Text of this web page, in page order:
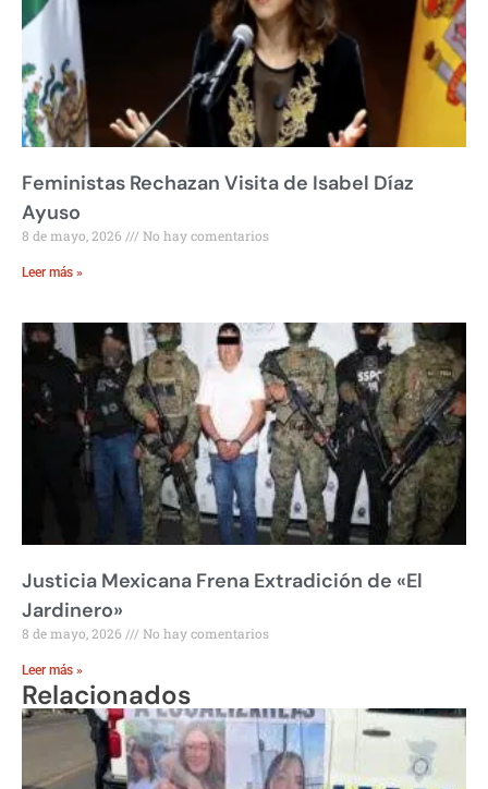
Feministas Rechazan Visita de Isabel Díaz
Ayuso
8 de mayo, 2026 No hay comentarios
Leer más »
Justicia Mexicana Frena Extradición de «El
Jardinero»
8 de mayo, 2026 No hay comentarios
Leer más »
Relacionados